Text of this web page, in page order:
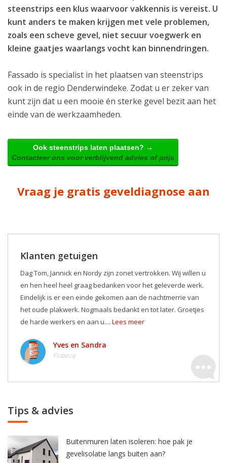
steenstrips een klus waarvoor vakkennis is vereist. U
kunt anders te maken krijgen met vele problemen,
zoals een scheve gevel, niet secuur voegwerk en
kleine gaatjes waarlangs vocht kan binnendringen.
Fassado is specialist in het plaatsen van steenstrips
ook in de regio Denderwindeke. Zodat u er zeker van
kunt zijn dat u een mooie én sterke gevel bezit aan het
einde van de werkzaamheden.
Ook steenstrips laten plaatsen? →
Contacteer ons voor verblijvend advies of prijs
Vraag je gratis geveldiagnose aan
Klanten getuigen
Dag Tom, Jannick en Nordy zijn zonet vertrokken. Wij willen u
en hen heel heel graag bedanken voor het geleverde werk.
Eindelijk is er een einde gekomen aan de nachtmerrie van
het oude plakwerk. Nogmaals bedankt en tot later. Groetjes
de harde werkers en aan u.... Lees meer
Yves en Sandra
Flobecq
Tips & advies
Buitenmuren laten isoleren: hoe pak je
gevelisolatie langs buiten aan?